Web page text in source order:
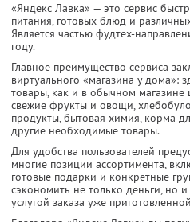
«Яндекс Лавка» — это сервис
питания, готовых блюд и
Является частью фудтех-
году.
Главное преимущество сервиса
виртуального «магазина у дома»:
товары, как и в обычном магазине
свежие фрукты и овощи,
продукты, бытовая химия, корма
другие необходимые товары.
Для удобства пользователей
многие позиции ассортимента,
готовые подарки и конкретные
сэкономить не только деньги, но и
услугой заказа уже